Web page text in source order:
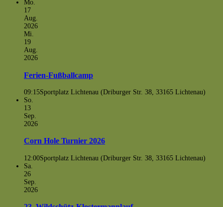
Mo.
17
Aug.
2026
Mi.
19
Aug.
2026
Ferien-Fußballcamp
09:15Sportplatz Lichtenau (Driburger Str. 38, 33165 Lichtenau)
So.
13
Sep.
2026
Corn Hole Turnier 2026
12:00Sportplatz Lichtenau (Driburger Str. 38, 33165 Lichtenau)
Sa.
26
Sep.
2026